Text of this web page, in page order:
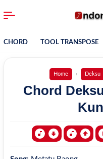
CHORD TOOL TRANSPOSE
Home Deksu
Chord